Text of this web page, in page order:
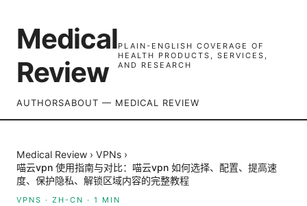
Medical
Review
PLAIN-ENGLISH COVERAGE OF
HEALTH PRODUCTS, SERVICES,
AND RESEARCH
AUTHORSABOUT — MEDICAL REVIEW
Medical Review › VPNs ›
喵云vpn 使用指南与对比：喵云vpn 如何选择、配置、提高速
度、保护隐私、解锁区域内容的完整教程
VPNS · ZH-CN · 1 MIN